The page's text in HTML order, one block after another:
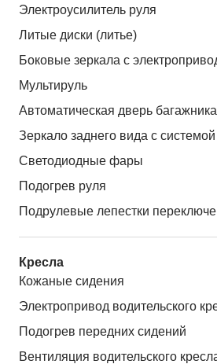
Электроусилитель руля
Литые диски (литье)
Боковые зеркала с
Мультируль
Автоматическая дверь багажника
Зеркало заднего вида с
Светодиодные фары
Подогрев руля
Подрулевые лепестки
Кресла
Кожаные сидения
Электропривод водительского
Подогрев передних сидений
Вентиляция водительского